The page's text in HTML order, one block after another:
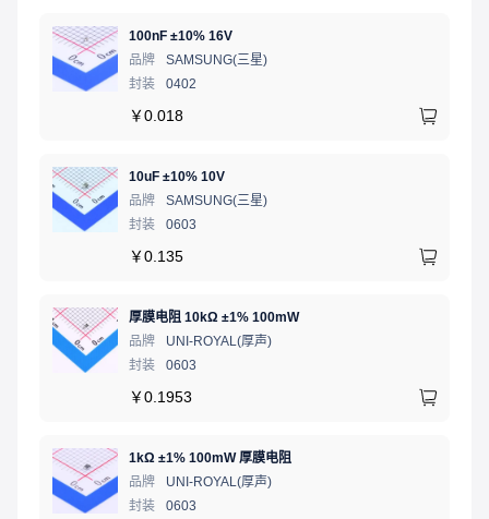
100nF ±10% 16V
品牌
SAMSUNG(三星)
封装
0402
￥0.018
10uF ±10% 10V
品牌
SAMSUNG(三星)
封装
0603
￥0.135
厚膜电阻 10kΩ ±1% 100mW
品牌
UNI-ROYAL(厚声)
封装
0603
￥0.1953
1kΩ ±1% 100mW 厚膜电阻
品牌
UNI-ROYAL(厚声)
封装
0603